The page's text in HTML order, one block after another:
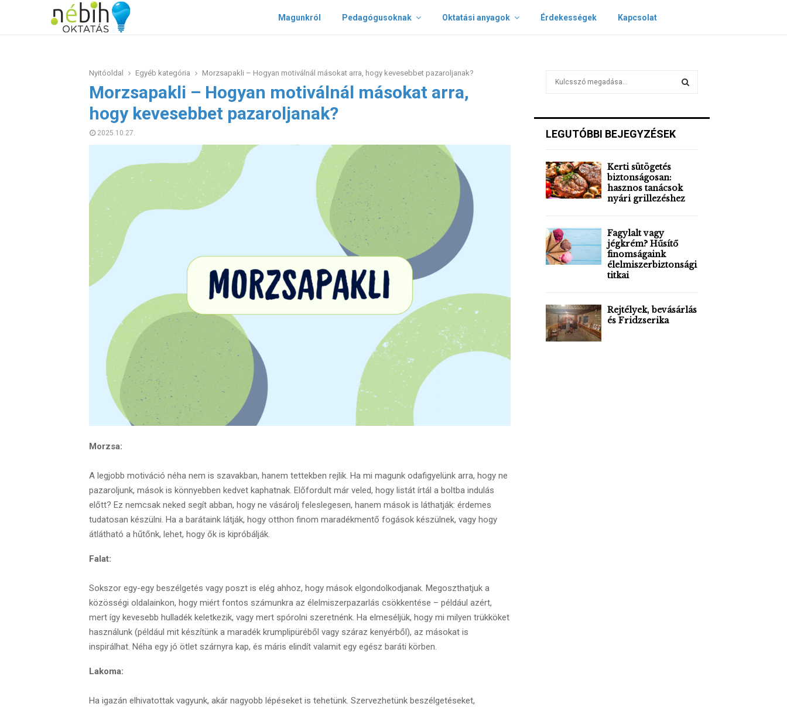
Magunkról Pedagógusoknak Oktatási anyagok Érdekességek Kapcsolat
Nyitóoldal Egyéb kategória Morzsapakli – Hogyan motiválnál másokat arra, hogy kevesebbet pazaroljanak?
Morzsapakli – Hogyan motiválnál másokat arra,
hogy kevesebbet pazaroljanak?
2025.10.27.
Morzsa:
A legjobb motiváció néha nem is szavakban, hanem tettekben rejlik. Ha mi magunk odafigyelünk arra, hogy ne
pazaroljunk, mások is könnyebben kedvet kaphatnak. Előfordult már veled, hogy listát írtál a boltba indulás
előtt? Ez nemcsak neked segít abban, hogy ne vásárolj feleslegesen, hanem mások is láthatják: érdemes
tudatosan készülni. Ha a barátaink látják, hogy otthon finom maradékmentő fogások készülnek, vagy hogy
átlátható a hűtőnk, lehet, hogy ők is kipróbálják.
Falat:
Sokszor egy-egy beszélgetés vagy poszt is elég ahhoz, hogy mások elgondolkodjanak. Megoszthatjuk a
közösségi oldalainkon, hogy miért fontos számunkra az élelmiszerpazarlás csökkentése – például azért,
mert így kevesebb hulladék keletkezik, vagy mert spórolni szeretnénk. Ha elmeséljük, hogy mi milyen trükköket
használunk (például mit készítünk a maradék krumplipüréből vagy száraz kenyérből), az másokat is
inspirálhat. Néha egy jó ötlet szárnyra kap, és máris elindít valamit egy egész baráti körben.
Lakoma:
Ha igazán elhivatottak vagyunk, akár nagyobb lépéseket is tehetünk. Szervezhetünk beszélgetéseket,
h
o
r
:
C
LEGUTÓBBI BEJEGYZÉSEK
Kerti sütögetés
biztonságosan:
hasznos tanácsok
nyári grillezéshez
Fagylalt vagy
jégkrém? Hűsítő
finomságaink
élelmiszerbiztonsági
titkai
Rejtélyek, bevásárlás
és Fridzserika